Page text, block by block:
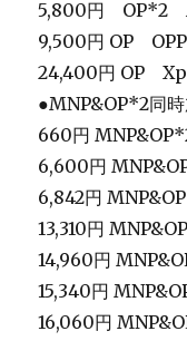
5,800円 OP*2
9,500円 OP
24,400円 OP
●MNP&OP*2同
660円
6,600円
6,842円
13,310円
14,960円
15,340円
16,060円